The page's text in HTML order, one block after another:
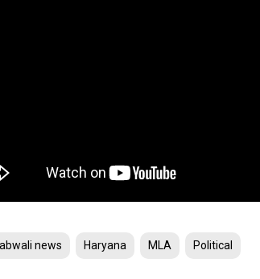
news Haryana MLA Political